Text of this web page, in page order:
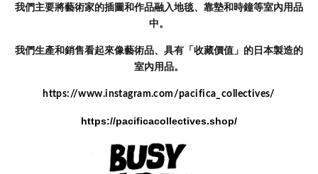
我們主要將藝術家的插圖和作品融入地毯、靠墊和時鐘等室內用品
中。
我們生產和銷售看起來像藝術品、具有「收藏價值」的日本製造的
室內用品。
https://www.instagram.com/pacifica_collectives/
https://pacificacollectives.shop/